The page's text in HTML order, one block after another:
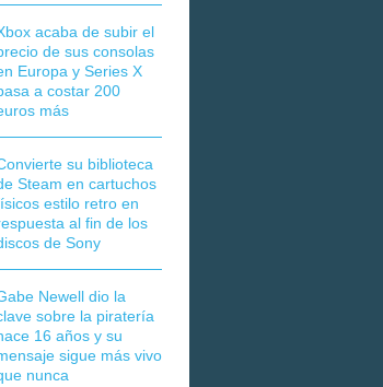
acaba de subir el
de sus consolas
Europa y Series X
a costar 200
más
su biblioteca
Steam en cartuchos
estilo retro en
al fin de los
de Sony
Newell dio la
sobre la piratería
16 años y su
sigue más vivo
nunca